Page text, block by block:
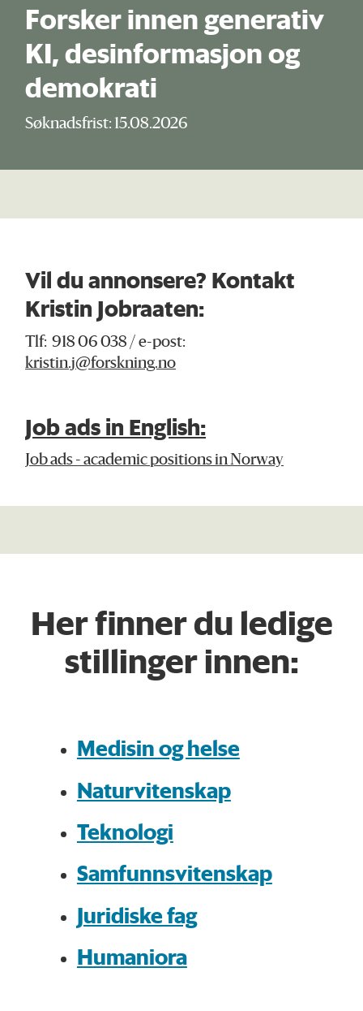
Forsker innen generativ
KI, desinformasjon og
demokrati
Søknadsfrist: 15.08.2026
Vil du annonsere? Kontakt
Kristin Jobraaten:
Tlf: 918 06 038 / e-post:
kristin.j@forskning.no
Job ads in English:
Job ads - academic positions in Norway
Her finner du ledige
stillinger innen:
Medisin og helse
Naturvitenskap
Teknologi
Samfunnsvitenskap
Juridiske fag
Humaniora